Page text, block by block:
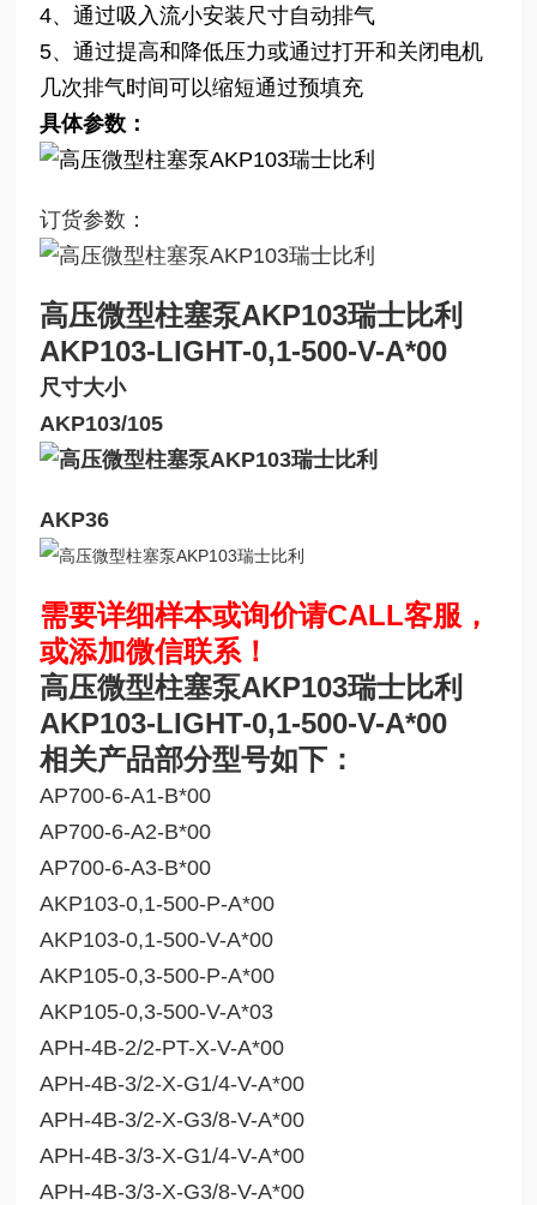
4、通过吸入流小安装尺寸自动排气
5、通过提高和降低压力或通过打开和关闭电机
几次排气时间可以缩短通过预填充
具体参数：
订货参数：
高压微型柱塞泵AKP103瑞士比利
AKP103-LIGHT-0,1-500-V-A*00
尺寸大小
AKP103/105
AKP36
需要详细样本或询价请CALL客服，
或添加微信联系！
高压微型柱塞泵AKP103瑞士比利
AKP103-LIGHT-0,1-500-V-A*00
相关产品部分型号如下：
AP700-6-A1-B*00
AP700-6-A2-B*00
AP700-6-A3-B*00
AKP103-0,1-500-P-A*00
AKP103-0,1-500-V-A*00
AKP105-0,3-500-P-A*00
AKP105-0,3-500-V-A*03
APH-4B-2/2-PT-X-V-A*00
APH-4B-3/2-X-G1/4-V-A*00
APH-4B-3/2-X-G3/8-V-A*00
APH-4B-3/3-X-G1/4-V-A*00
APH-4B-3/3-X-G3/8-V-A*00